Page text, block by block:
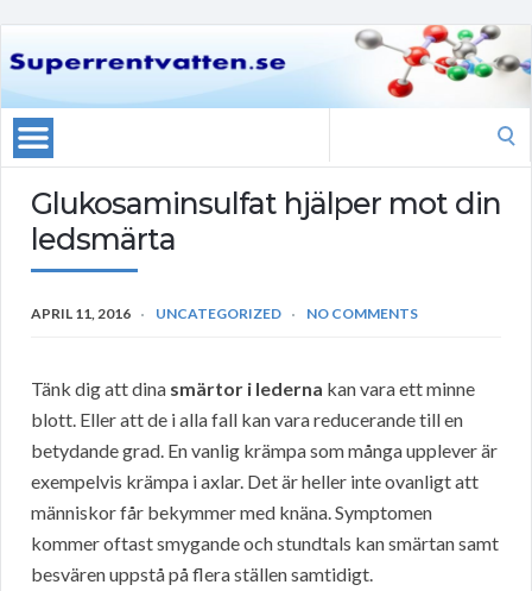
Glukosaminsulfat hjälper mot din
ledsmärta
APRIL 11, 2016 UNCATEGORIZED NO COMMENTS
Tänk dig att dina smärtor i lederna kan vara ett minne
blott. Eller att de i alla fall kan vara reducerande till en
betydande grad. En vanlig krämpa som många upplever är
exempelvis krämpa i axlar. Det är heller inte ovanligt att
människor får bekymmer med knäna. Symptomen
kommer oftast smygande och stundtals kan smärtan samt
besvären uppstå på flera ställen samtidigt.